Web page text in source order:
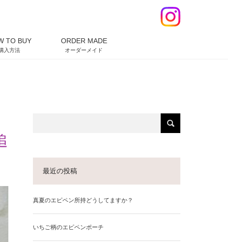
TO BUY
入方法
ORDER MADE
オーダーメイド
最近の投稿
真夏のエピペン所持どうしてますか？
いちご柄のエピペンポーチ